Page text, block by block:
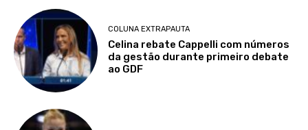
COLUNA EXTRAPAUTA
Celina rebate Cappelli com números
da gestão durante primeiro debate
ao GDF